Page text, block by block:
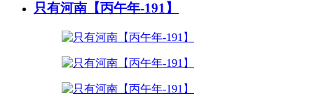
只有河南【丙午年-191】